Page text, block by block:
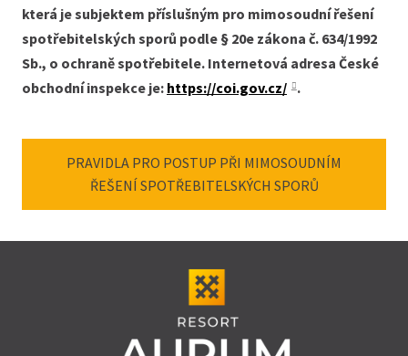
která je subjektem příslušným pro mimosoudní řešení
spotřebitelských sporů podle § 20e zákona č. 634/1992
Sb., o ochraně spotřebitele. Internetová adresa České
obchodní inspekce je: https://coi.gov.cz/ .
PRAVIDLA PRO POSTUP PŘI MIMOSOUDNÍM
ŘEŠENÍ SPOTŘEBITELSKÝCH SPORŮ